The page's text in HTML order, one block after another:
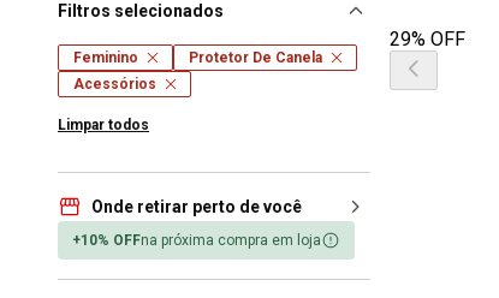
Filtros selecionados
Feminino
Protetor De Canela
Acessórios
Limpar todos
Onde retirar perto de você
+10% OFFna próxima compra em loja
29% OFF